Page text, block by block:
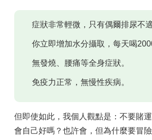
症狀非常輕微，只有偶爾排尿不適
你立即增加水分攝取，每天喝
無發燒、腰痛等全身症狀。
免疫力正常，無慢性疾病。
但即使如此，我個人觀點是：不要賭
會自己好嗎？也許會，但為什麼要冒